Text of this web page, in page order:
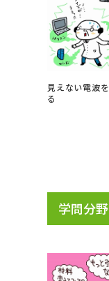
よう
先輩が入学
活お役立ちガイド
問分野解説 学問の
見えない電波
る
学問分